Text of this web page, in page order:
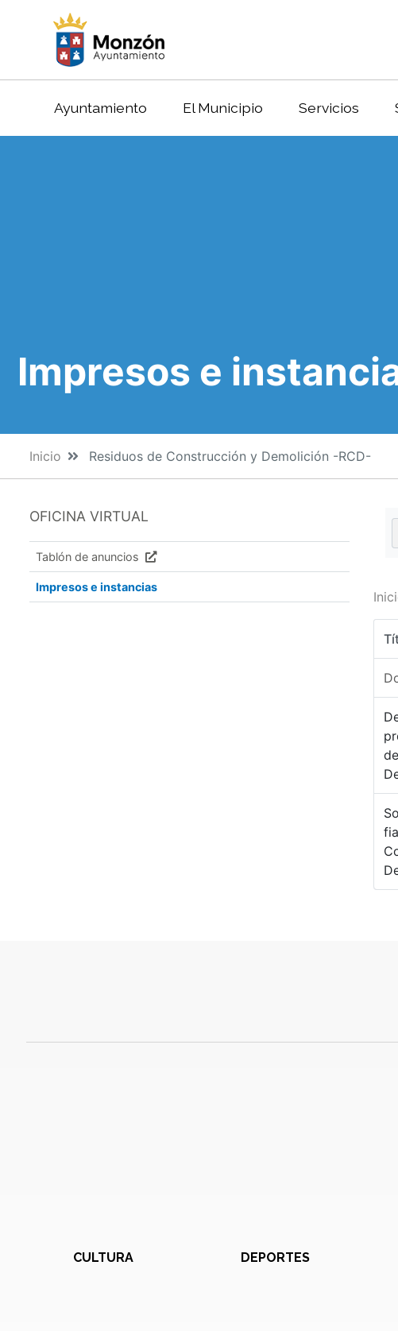
Ayuntamiento El Municipio Servicios
Impresos e
Inicio Residuos de Construcción y Demolición -RCD-
OFICINA VIRTUAL
Tablón de anuncios
Impresos e instancias
CULTURA DEPORTES